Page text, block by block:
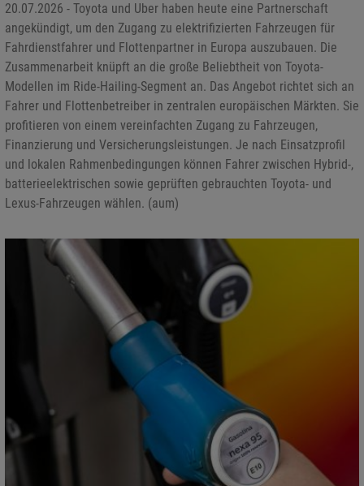
20.07.2026 - Toyota und Uber haben heute eine Partnerschaft
angekündigt, um den Zugang zu elektrifizierten Fahrzeugen für
Fahrdienstfahrer und Flottenpartner in Europa auszubauen. Die
Zusammenarbeit knüpft an die große Beliebtheit von Toyota-
Modellen im Ride-Hailing-Segment an. Das Angebot richtet sich an
Fahrer und Flottenbetreiber in zentralen europäischen Märkten. Sie
profitieren von einem vereinfachten Zugang zu Fahrzeugen,
Finanzierung und Versicherungsleistungen. Je nach Einsatzprofil
und lokalen Rahmenbedingungen können Fahrer zwischen Hybrid-,
batterieelektrischen sowie geprüften gebrauchten Toyota- und
Lexus-Fahrzeugen wählen. (aum)